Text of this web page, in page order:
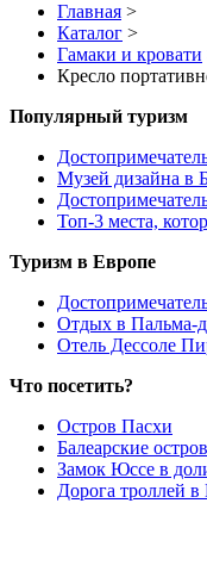
Главная >
Каталог >
Гамаки и кровати
Кресло
Популярный туризм
Музей дизайна в
Топ-3 места,
Туризм в Европе
Отдых в Пальма-
Отель Дессоле
Что посетить?
Остров Пасхи
Балеарские
Замок Юссе в
Дорога троллей